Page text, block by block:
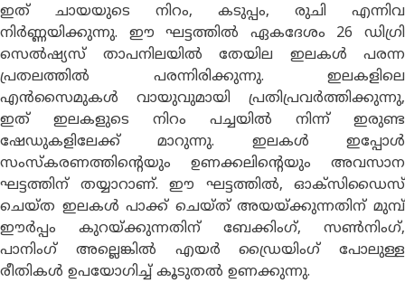
ഇത് ചായയുടെ നിറം, കടുപ്പം, രുചി എന്നിവ
നിർണ്ണയിക്കുന്നു. ഈ ഘട്ടത്തിൽ ഏകദേശം 26 ഡിഗ്രി
സെൽഷ്യസ് താപനിലയിൽ തേയില ഇലകൾ പരന്ന
പ്രതലത്തിൽ പരന്നിരിക്കുന്നു. ഇലകളിലെ
എൻസൈമുകൾ വായുവുമായി പ്രതിപ്രവർത്തിക്കുന്നു,
ഇത് ഇലകളുടെ നിറം പച്ചയിൽ നിന്ന് ഇരുണ്ട
ഷേഡുകളിലേക്ക് മാറുന്നു. ഇലകൾ ഇപ്പോൾ
സംസ്കരണത്തിൻ്റെയും ഉണക്കലിൻ്റെയും അവസാന
ഘട്ടത്തിന് തയ്യാറാണ്. ഈ ഘട്ടത്തിൽ, ഓക്സിഡൈസ്
ചെയ്ത ഇലകൾ പാക്ക് ചെയ്ത് അയയ്ക്കുന്നതിന് മുമ്പ്
ഈർപ്പം കുറയ്ക്കുന്നതിന് ബേക്കിംഗ്, സൺനിംഗ്,
പാനിംഗ് അല്ലെങ്കിൽ എയർ ഡ്രൈയിംഗ് പോലുള്ള
രീതികൾ ഉപയോഗിച്ച് കൂടുതൽ ഉണക്കുന്നു.